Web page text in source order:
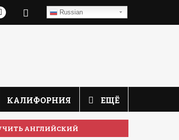
Russian
КАЛИФОРНИЯ ЕЩЁ
АНГЛИЙСКИЙ